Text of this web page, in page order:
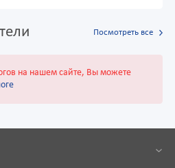
Посмотреть все
на нашем сайте, Вы можете